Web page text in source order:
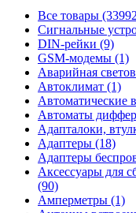
Все товары
Cигнальные
DIN-рейки (9)
GSM-модемы (1)
Аварийная
Автоклимат (1)
Автоматические
Автоматы
Адапталоки,
Адаптеры (18)
Адаптеры
Аксессуары для
(90)
Амперметры (1)